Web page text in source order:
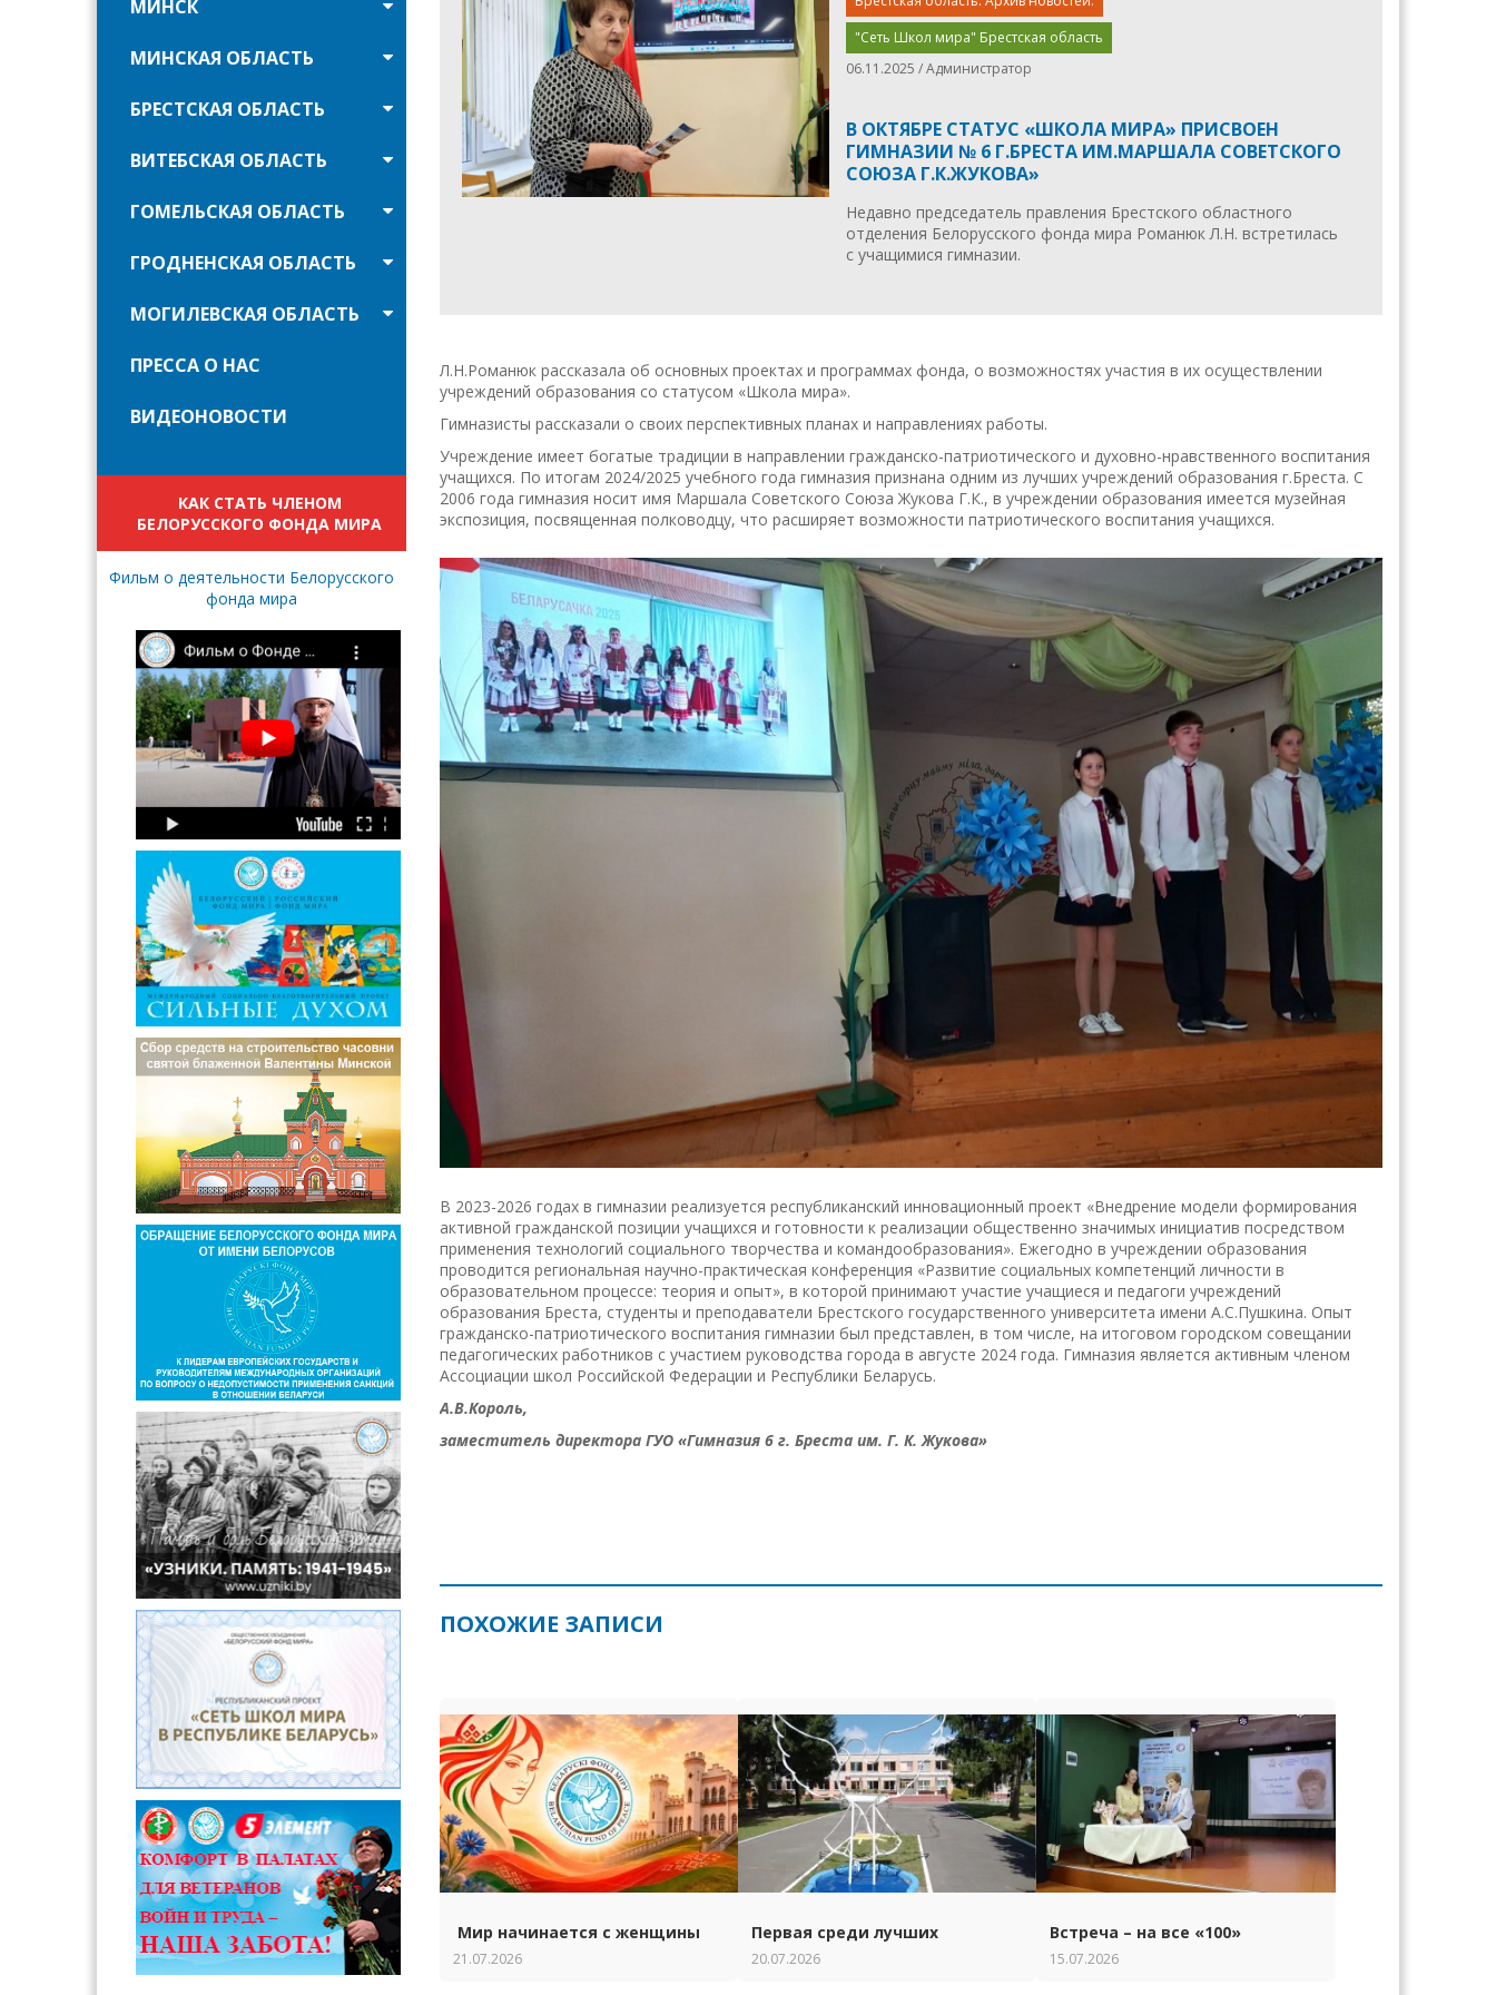
МИНСК
МИНСКАЯ ОБЛАСТЬ
БРЕСТСКАЯ ОБЛАСТЬ
ВИТЕБСКАЯ ОБЛАСТЬ
ГОМЕЛЬСКАЯ ОБЛАСТЬ
ГРОДНЕНСКАЯ ОБЛАСТЬ
МОГИЛЕВСКАЯ ОБЛАСТЬ
ПРЕССА О НАС
ВИДЕОНОВОСТИ
КАК СТАТЬ ЧЛЕНОМ
БЕЛОРУССКОГО ФОНДА МИРА
Фильм о деятельности Белорусского
фонда мира
"Сеть Школ мира" Брестская область
06.11.2025 / Администратор
В ОКТЯБРЕ СТАТУС «ШКОЛА МИРА» ПРИСВОЕН
ГИМНАЗИИ № 6 Г.БРЕСТА ИМ.МАРШАЛА СОВЕТСКОГО
СОЮЗА Г.К.ЖУКОВА»
Недавно председатель правления Брестского областного
отделения Белорусского фонда мира Романюк Л.Н. встретилась
с учащимися гимназии.
Л.Н.Романюк рассказала об основных проектах и программах фонда, о возможностях участия в их осуществлении
учреждений образования со статусом «Школа мира».
Гимназисты рассказали о своих перспективных планах и направлениях работы.
Учреждение имеет богатые традиции в направлении гражданско-патриотического и духовно-нравственного воспитания
учащихся. По итогам 2024/2025 учебного года гимназия признана одним из лучших учреждений образования г.Бреста. С
2006 года гимназия носит имя Маршала Советского Союза Жукова Г.К., в учреждении образования имеется музейная
экспозиция, посвященная полководцу, что расширяет возможности патриотического воспитания учащихся.
В 2023-2026 годах в гимназии реализуется республиканский инновационный проект «Внедрение модели формирования
активной гражданской позиции учащихся и готовности к реализации общественно значимых инициатив посредством
применения технологий социального творчества и командообразования». Ежегодно в учреждении образования
проводится региональная научно-практическая конференция «Развитие социальных компетенций личности в
образовательном процессе: теория и опыт», в которой принимают участие учащиеся и педагоги учреждений
образования Бреста, студенты и преподаватели Брестского государственного университета имени А.С.Пушкина. Опыт
гражданско-патриотического воспитания гимназии был представлен, в том числе, на итоговом городском совещании
педагогических работников с участием руководства города в августе 2024 года. Гимназия является активным членом
Ассоциации школ Российской Федерации и Республики Беларусь.
А.В.Король,
заместитель директора ГУО «Гимназия 6 г. Бреста им. Г. К. Жукова»
ПОХОЖИЕ ЗАПИСИ
Мир начинается с женщины
21.07.2026
Первая среди лучших
20.07.2026
Встреча – на все «100»
15.07.2026